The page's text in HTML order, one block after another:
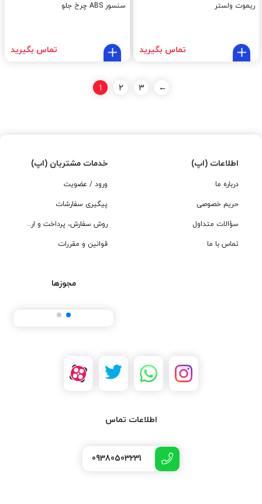
ریموت ولستر
تماس بگیرید
سنسور ABS چرخ جلو
تماس بگیرید
1 2 3 ←
اطلاعات (اپ)
درباره ما
حریم خصوصی
سؤالات متداول
تماس با ما
خدمات مشتریان (اپ)
ورود / عضویت
پیگیری سفارشات
روش سفارش، پرداخت و ارسال
قوانین و مقررات
مجوزها
اطلاعات تماس
09380503231